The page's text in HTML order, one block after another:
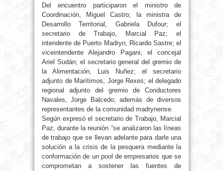
Del encuentro participaron el ministro de
Coordinación, Miguel Castro; la ministra de
Desarrollo Territorial, Gabriela Dufour; el
secretario de Trabajo, Marcial Paz; el
intendente de Puerto Madryn, Ricardo Sastre; el
viceintendente Alejandro Pagani; el concejal
Ariel Sudán; el secretario general del gremio de
la Alimentación, Luis Nuñez; el secretario
adjunto de Marítimos, Jorge Rexes; el delegado
regional adjunto del gremio de Conductores
Navales, Jorge Balcedo; además de diversos
representantes de la comunidad madrynense.
Según expresó el secretario de Trabajo, Marcial
Paz, durante la reunión “se analizaron las líneas
de trabajo que se llevan adelante para darle una
solución a la crisis de la pesquera mediante la
conformación de un pool de empresarios que se
comprometan a sostener las fuentes de